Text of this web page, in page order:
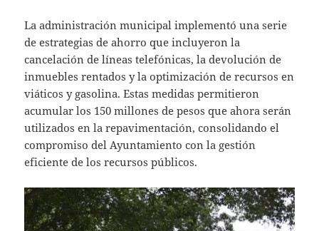
La administración municipal implementó una serie
de estrategias de ahorro que incluyeron la
cancelación de líneas telefónicas, la devolución de
inmuebles rentados y la optimización de recursos en
viáticos y gasolina. Estas medidas permitieron
acumular los 150 millones de pesos que ahora serán
utilizados en la repavimentación, consolidando el
compromiso del Ayuntamiento con la gestión
eficiente de los recursos públicos.